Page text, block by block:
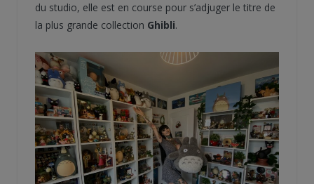
du studio, elle est en course pour s’adjuger le titre de
la plus grande collection Ghibli.